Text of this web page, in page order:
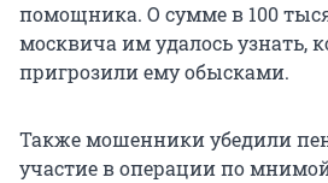
помощника. О сумме в 100
москвича им удалось узнать,
пригрозили ему обысками.
Также мошенники убедили
участие в операции по